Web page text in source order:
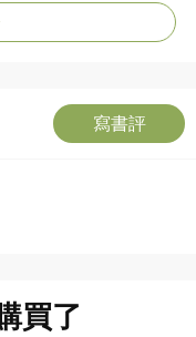
寫書評
買了